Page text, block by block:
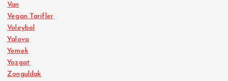
Van
Vegan Tarifler
Voleybol
Yalova
Yemek
Yozgat
Zonguldak